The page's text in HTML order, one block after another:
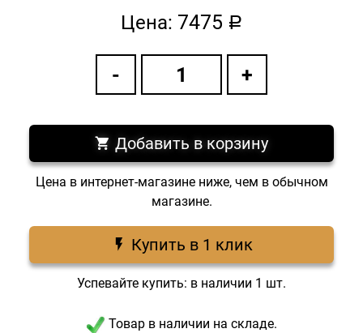
Цена: 7475 a
Добавить в корзину
Цена в интернет-магазине ниже, чем в обычном
магазине.
Купить в 1 клик
Успевайте купить: в наличии 1 шт.
Товар в наличии на складе.